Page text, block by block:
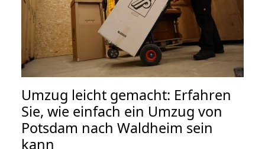
Umzug leicht gemacht: Erfahren
Sie, wie einfach ein Umzug von
Potsdam nach Waldheim sein
kann